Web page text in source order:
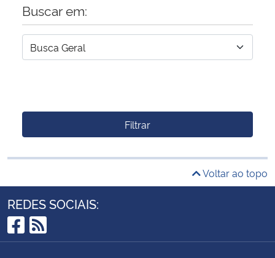
Buscar em:
Filtrar
Voltar ao topo
REDES SOCIAIS:
Facebook
RSS